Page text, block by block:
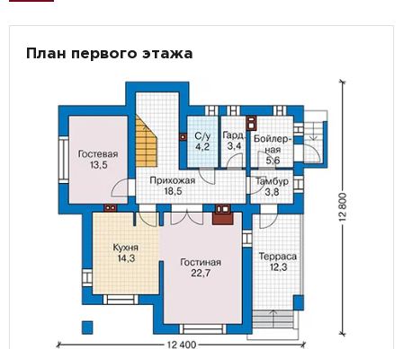
План первого этажа